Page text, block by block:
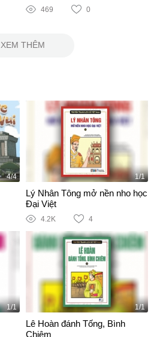
469 0
XEM THÊM
4/4 1/1
Lý Nhân Tông mở nền nho học
Đại Việt
4.2K 4
1/1 1/1
Lê Hoàn đánh Tống, Bình
Chiêm